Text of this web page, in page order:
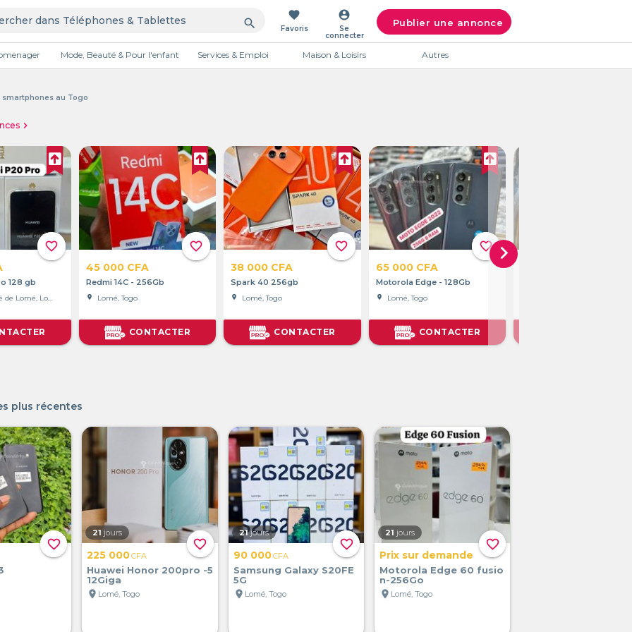
search
favorite
Favoris
account_circle
Se
connecter
Publier une annonce
Mode, Beauté & Pour l'enfant Services & Emploi Maison & Loisirs Autres
au Togo
chevron_right
128 gb
de Lomé, Lo...
favorite_border
45 000 CFA
Redmi 14C - 256Gb
location_on Lomé, Togo
CONTACTER
favorite_border
38 000 CFA
Spark 40 256gb
location_on Lomé, Togo
CONTACTER
favorite_border
65 000 CFA
Motorola Edge - 128Gb
location_on Lomé, Togo
CONTACTER
favorite_borderchevron_right
plus récentes
favorite_border favorite_border
21 jours
225 000CFA
Huawei Honor 200pro -5
12Giga
location_on Lomé, Togo
favorite_border
21 jours
90 000CFA
Samsung Galaxy S20FE
5G
location_on Lomé, Togo
favorite_border
21 jours
Prix sur demande
Motorola Edge 60 fusio
n-256Go
location_on Lomé, Togo